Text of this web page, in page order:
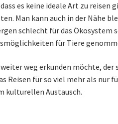
es keine ideale Art zu
Man kann auch in der Nähe
schlecht für das Ökosystem
für Tiere
weg erkunden möchte,
Reisen für so viel mehr als nur
kulturellen Austausch.